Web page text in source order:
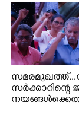
സർക്കാറിന്റെ